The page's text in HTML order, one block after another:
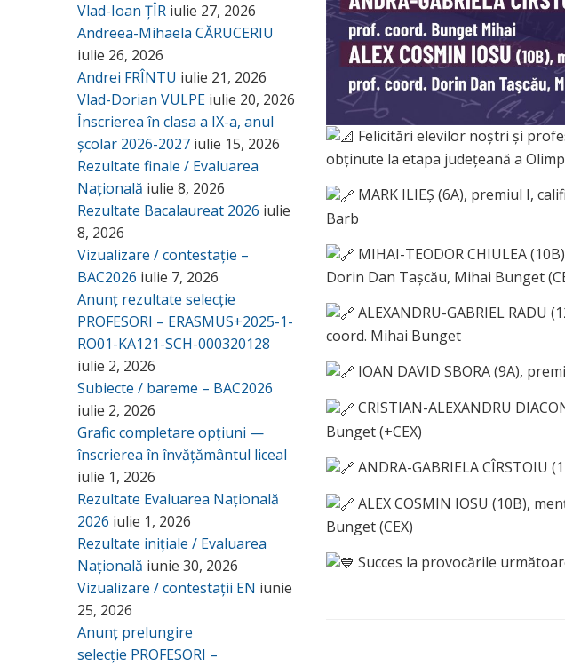
Vlad-Ioan ȚÎR iulie 27, 2026
Andreea-Mihaela CĂRUCERIU
iulie 26, 2026
Andrei FRÎNTU iulie 21, 2026
Vlad-Dorian VULPE iulie 20, 2026
Înscrierea în clasa a IX-a, anul
școlar 2026-2027 iulie 15, 2026
Rezultate finale / Evaluarea
Națională iulie 8, 2026
Rezultate Bacalaureat 2026 iulie
8, 2026
Vizualizare / contestație –
BAC2026 iulie 7, 2026
Anunț rezultate selecție
PROFESORI – ERASMUS+2025-1-
RO01-KA121-SCH-000320128
iulie 2, 2026
Subiecte / bareme – BAC2026
iulie 2, 2026
Grafic completare opțiuni —
înscrierea în învățământul liceal
iulie 1, 2026
Rezultate Evaluarea Națională
2026 iulie 1, 2026
Rezultate inițiale / Evaluarea
Națională iunie 30, 2026
Vizualizare / contestații EN iunie
25, 2026
Anunț prelungire
selecție PROFESORI –
Felicitări elevilor noștri și
obținute la etapa județeană a
MARK ILIEŞ (6A), premiul I,
Barb
MIHAI-TEODOR CHIULEA
Dorin Dan Taşcău, Mihai Bunget
ALEXANDRU-GABRIEL RADU
coord. Mihai Bunget
IOAN DAVID SBORA (9A),
CRISTIAN-ALEXANDRU
Bunget (+CEX)
ANDRA-GABRIELA
ALEX COSMIN IOSU (10B),
Bunget (CEX)
Succes la provocările